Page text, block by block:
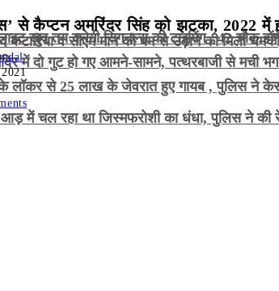
कटारिया व सीएम मान को बम से उड़ाने की मिली
खुद तय करेगी सिगनल्स की टाइमिंग , 42 चौक होंगे
में दो गुट हो गए आमने-सामने, पत्थरबाजी से मची
लॉकर से 25 लाख के जेवरात हुए गायब , पुलिस ने केस
में चल रहा था जिस्मफरोशी का धंधा, पुलिस ने की
से कैप्टन अमरिंदर सिंह को झटका, 2022 में